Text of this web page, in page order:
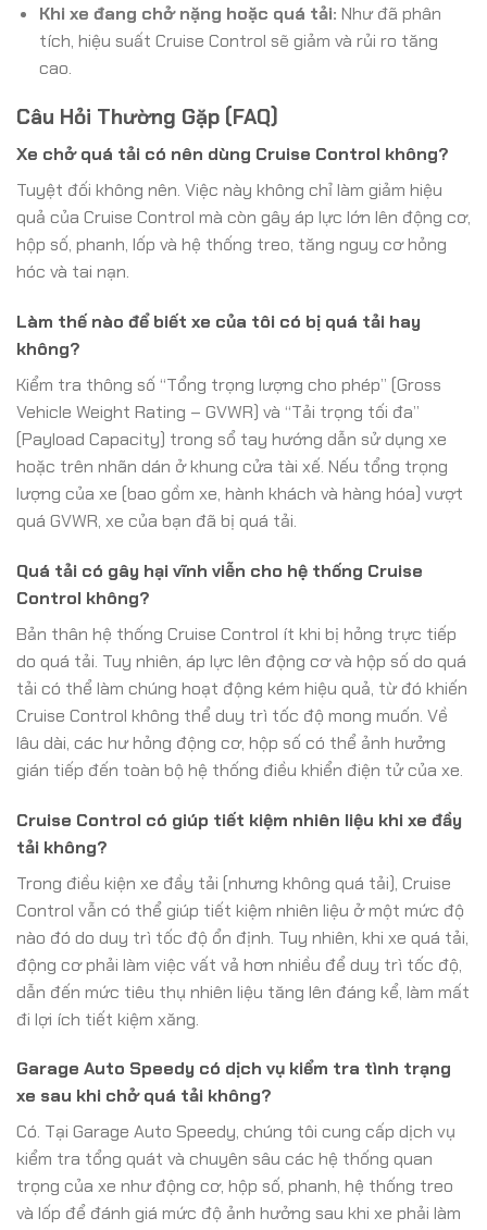
Khi xe đang chở nặng hoặc quá tải: Như đã phân
tích, hiệu suất Cruise Control sẽ giảm và rủi ro tăng
cao.
Câu Hỏi Thường Gặp (FAQ)
Xe chở quá tải có nên dùng Cruise Control không?
Tuyệt đối không nên. Việc này không chỉ làm giảm hiệu
quả của Cruise Control mà còn gây áp lực lớn lên động cơ,
hộp số, phanh, lốp và hệ thống treo, tăng nguy cơ hỏng
hóc và tai nạn.
Làm thế nào để biết xe của tôi có bị quá tải hay
không?
Kiểm tra thông số “Tổng trọng lượng cho phép” (Gross
Vehicle Weight Rating – GVWR) và “Tải trọng tối đa”
(Payload Capacity) trong sổ tay hướng dẫn sử dụng xe
hoặc trên nhãn dán ở khung cửa tài xế. Nếu tổng trọng
lượng của xe (bao gồm xe, hành khách và hàng hóa) vượt
quá GVWR, xe của bạn đã bị quá tải.
Quá tải có gây hại vĩnh viễn cho hệ thống Cruise
Control không?
Bản thân hệ thống Cruise Control ít khi bị hỏng trực tiếp
do quá tải. Tuy nhiên, áp lực lên động cơ và hộp số do quá
tải có thể làm chúng hoạt động kém hiệu quả, từ đó khiến
Cruise Control không thể duy trì tốc độ mong muốn. Về
lâu dài, các hư hỏng động cơ, hộp số có thể ảnh hưởng
gián tiếp đến toàn bộ hệ thống điều khiển điện tử của xe.
Cruise Control có giúp tiết kiệm nhiên liệu khi xe đầy
tải không?
Trong điều kiện xe đầy tải (nhưng không quá tải), Cruise
Control vẫn có thể giúp tiết kiệm nhiên liệu ở một mức độ
nào đó do duy trì tốc độ ổn định. Tuy nhiên, khi xe quá tải,
động cơ phải làm việc vất vả hơn nhiều để duy trì tốc độ,
dẫn đến mức tiêu thụ nhiên liệu tăng lên đáng kể, làm mất
đi lợi ích tiết kiệm xăng.
Garage Auto Speedy có dịch vụ kiểm tra tình trạng
xe sau khi chở quá tải không?
Có. Tại Garage Auto Speedy, chúng tôi cung cấp dịch vụ
kiểm tra tổng quát và chuyên sâu các hệ thống quan
trọng của xe như động cơ, hộp số, phanh, hệ thống treo
và lốp để đánh giá mức độ ảnh hưởng sau khi xe phải làm